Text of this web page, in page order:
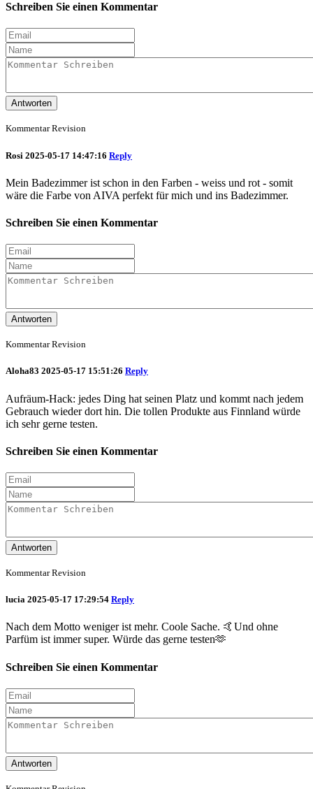
Schreiben Sie einen Kommentar
Antworten
Kommentar Revision
Rosi 2025-05-17 14:47:16 Reply
Mein Badezimmer ist schon in den Farben - weiss und rot - somit
wäre die Farbe von AIVA perfekt für mich und ins Badezimmer.
Schreiben Sie einen Kommentar
Antworten
Kommentar Revision
Aloha83 2025-05-17 15:51:26 Reply
Aufräum-Hack: jedes Ding hat seinen Platz und kommt nach jedem
Gebrauch wieder dort hin. Die tollen Produkte aus Finnland würde
ich sehr gerne testen.
Schreiben Sie einen Kommentar
Antworten
Kommentar Revision
lucia 2025-05-17 17:29:54 Reply
Nach dem Motto weniger ist mehr. Coole Sache. 🤙Und ohne
Parfüm ist immer super. Würde das gerne testen🫶
Schreiben Sie einen Kommentar
Antworten